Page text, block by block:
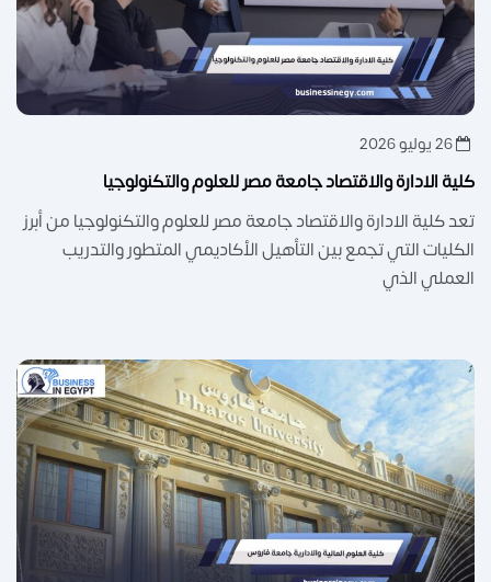
26 يوليو 2026
كلية الادارة والاقتصاد جامعة مصر للعلوم والتكنولوجيا
تعد كلية الادارة والاقتصاد جامعة مصر للعلوم والتكنولوجيا من أبرز
الكليات التي تجمع بين التأهيل الأكاديمي المتطور والتدريب
العملي الذي